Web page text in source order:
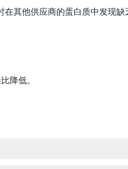
在其他供应商的蛋白质中发现缺
降低。